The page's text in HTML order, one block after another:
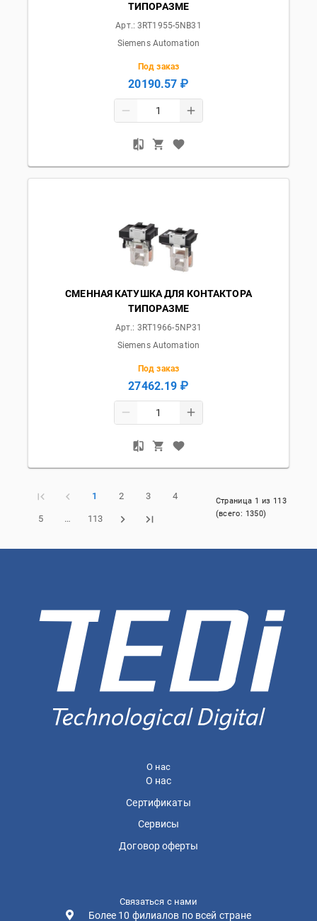
ТИПОРАЗМЕ
Арт.:3RT1955-5NB31
Siemens Automation
Под заказ
20190.57 ₽
СМЕННАЯ КАТУШКА ДЛЯ КОНТАКТОРА
ТИПОРАЗМЕ
Арт.: 3RT1966-5NP31
Siemens Automation
Под заказ
27462.19 ₽
1 2 3 4
5 … 113
Страница 1 из 113
(всего: 1350)
О нас
О нас
Сертификаты
Сервисы
Договор оферты
Связаться с нами
Более 10 филиалов по всей стране